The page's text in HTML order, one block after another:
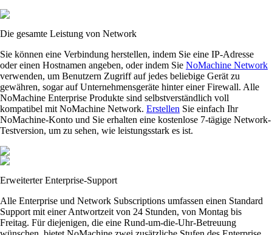
Die gesamte Leistung von Network
Sie können eine Verbindung herstellen, indem Sie eine IP-Adresse
oder einen Hostnamen angeben, oder indem Sie NoMachine Network
verwenden, um Benutzern Zugriff auf jedes beliebige Gerät zu
gewähren, sogar auf Unternehmensgeräte hinter einer Firewall. Alle
NoMachine Enterprise Produkte sind selbstverständlich voll
kompatibel mit NoMachine Network. Erstellen Sie einfach Ihr
NoMachine-Konto und Sie erhalten eine kostenlose 7-tägige Network-
Testversion, um zu sehen, wie leistungsstark es ist.
Erweiterter Enterprise-Support
Alle Enterprise und Network Subscriptions umfassen einen Standard
Support mit einer Antwortzeit von 24 Stunden, von Montag bis
Freitag. Für diejenigen, die eine Rund-um-die-Uhr-Betreuung